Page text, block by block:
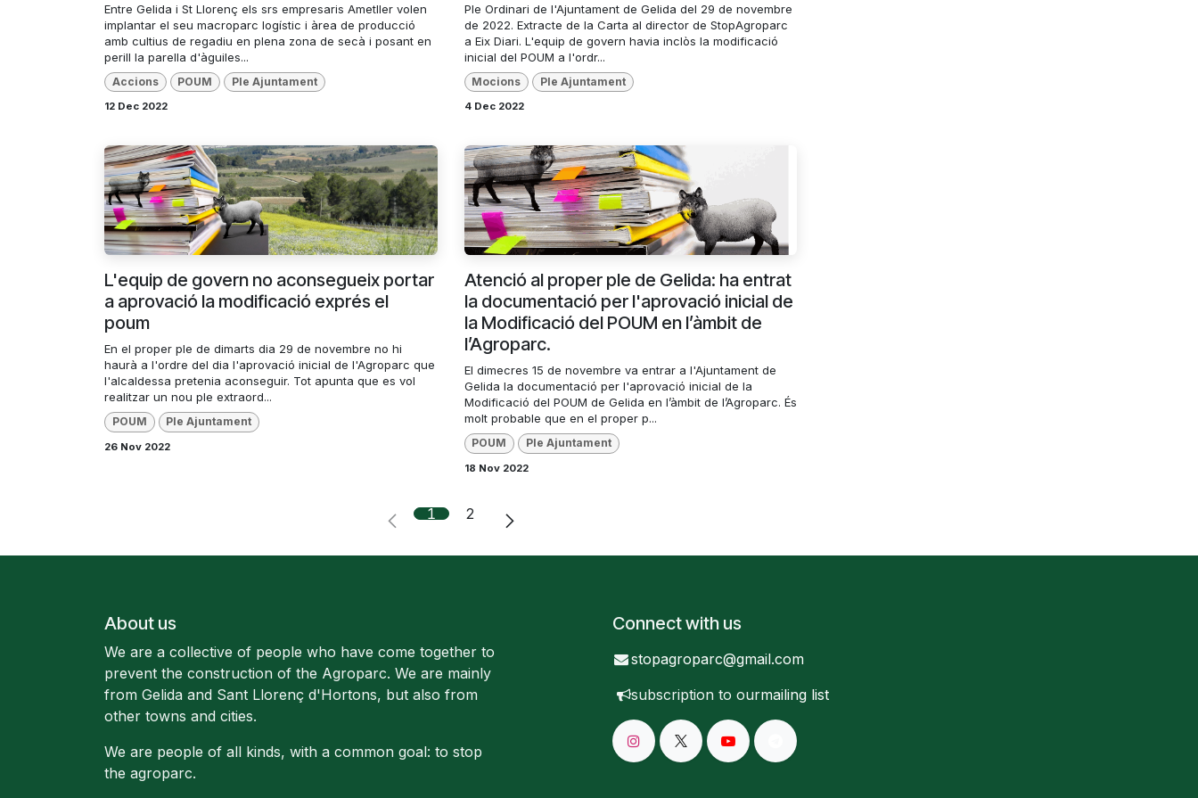
Entre Gelida i St Llorenç els srs empresaris Ametller volen
implantar el seu macroparc logístic i àrea de producció
amb cultius de regadiu en plena zona de secà i posant en
perill la parella d'àguiles...
Accions POUM Ple Ajuntament
12 Dec 2022
Ple Ordinari de l'Ajuntament de Gelida del 29 de novembre
de 2022. Extracte de la Carta al director de StopAgroparc
a Eix Diari. L'equip de govern havia inclòs la modificació
inicial del POUM a l'ordr...
Mocions Ple Ajuntament
4 Dec 2022
L'equip de govern no aconsegueix portar
a aprovació la modificació exprés el
poum
En el proper ple de dimarts dia 29 de novembre no hi
haurà a l'ordre del dia l'aprovació inicial de l'Agroparc que
l'alcaldessa pretenia aconseguir. Tot apunta que es vol
realitzar un nou ple extraord...
POUM Ple Ajuntament
26 Nov 2022
Atenció al proper ple de Gelida: ha entrat
la documentació per l'aprovació inicial de
la Modificació del POUM en l’àmbit de
l’Agroparc.
El dimecres 15 de novembre va entrar a l'Ajuntament de
Gelida la documentació per l'aprovació inicial de la
Modificació del POUM de Gelida en l’àmbit de l’Agroparc. És
molt probable que en el proper p...
POUM Ple Ajuntament
18 Nov 2022
1 2
About us
We are a collective of people who have come together to
prevent the construction of the Agroparc. We are mainly
from Gelida and Sant Llorenç d'Hortons, but also from
other towns and cities.
We are people of all kinds, with a common goal: to stop
the agroparc.
Connect with us
stopagroparc@gmail.com
subscription to ourmailing list